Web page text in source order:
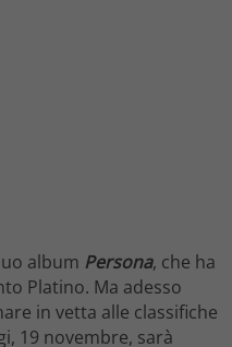
album Persona, che ha
Platino. Ma adesso
in vetta alle classifiche
19 novembre, sarà